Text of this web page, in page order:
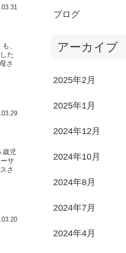
、
た
さ
歳児
サ
さ
ブログ
アーカイブ
2025年2月
2025年1月
2024年12月
2024年10月
2024年8月
2024年7月
2024年4月